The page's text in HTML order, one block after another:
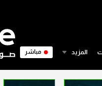
المزيد مباشر